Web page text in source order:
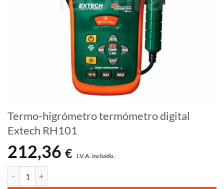
Termo-higrómetro termómetro digital
Extech RH101
212,36 € I.V.A. incluido.